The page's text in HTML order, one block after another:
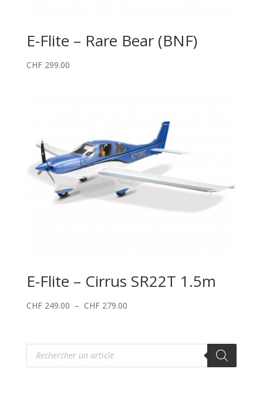
E-Flite – Rare Bear (BNF)
CHF299.00
E-Flite – Cirrus SR22T 1.5m
CHF249.00 – CHF279.00Plage
CHF 249.00
Recherche
produits